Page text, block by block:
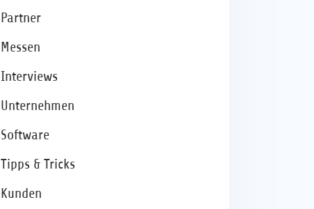
Partner
Messen
Interviews
Unternehmen
Software
Tipps & Tricks
Kunden